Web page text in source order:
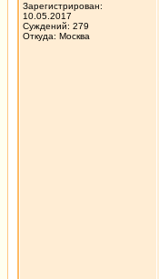
Зарегистрирован:
10.05.2017
Суждений: 279
Откуда: Москва